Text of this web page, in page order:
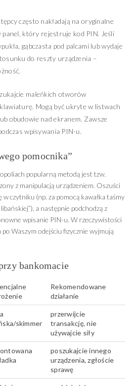
często nakładają na oryginalne
panel, który rejestruje kod PIN. Jeśli
gąbczasta pod palcami lub wydaje
do reszty urządzenia –
maleńkich otworów
Mogą być ukryte w listwach
obudowie nad ekranem. Zawsze
wpisywania PIN-u.
pomocnika”
popularną metodą jest tzw.
z manipulacją urządzeniem. Oszuści
w czytniku (np. za pomocą kawałka taśmy
a następnie podchodzą z
wpisanie PIN-u. W rzeczywistości
Waszym odejściu fizycznie wyjmują
bankomacie
Rekomendowane
działanie
skimmer
przerwijcie
transakcję, nie
używajcie siły
poszukajcie innego
urządzenia, zgłoście
sprawę